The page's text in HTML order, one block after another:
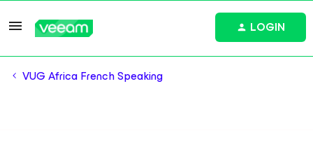
LOGIN
VUG Africa French Speaking